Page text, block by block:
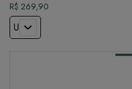
Terra
R$ 269,90
U